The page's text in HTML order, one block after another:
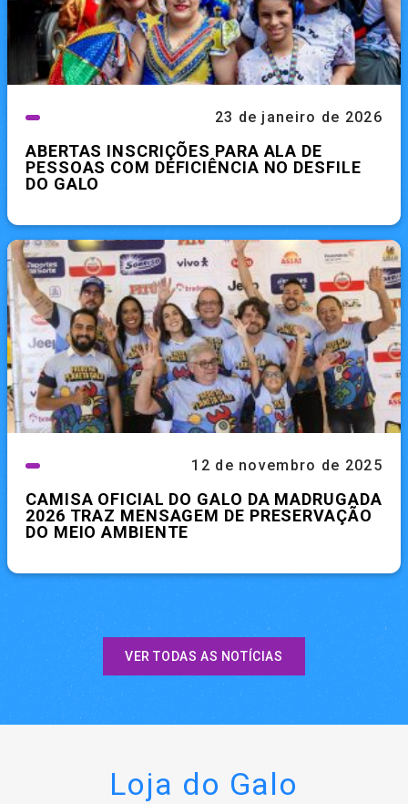
23 de janeiro de 2026
ABERTAS INSCRIÇÕES PARA ALA DE
PESSOAS COM DEFICIÊNCIA NO DESFILE
DO GALO
12 de novembro de 2025
CAMISA OFICIAL DO GALO DA MADRUGADA
2026 TRAZ MENSAGEM DE PRESERVAÇÃO
DO MEIO AMBIENTE
VER TODAS AS NOTÍCIAS
Loja do Galo